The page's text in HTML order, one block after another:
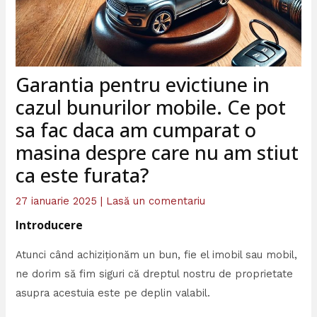
Garantia pentru evictiune in
cazul bunurilor mobile. Ce pot
sa fac daca am cumparat o
masina despre care nu am stiut
ca este furata?
27 ianuarie 2025| Lasă un comentariu
Introducere
Atunci când achiziționăm un bun, fie el imobil sau mobil,
ne dorim să fim siguri că dreptul nostru de proprietate
asupra acestuia este pe deplin valabil.